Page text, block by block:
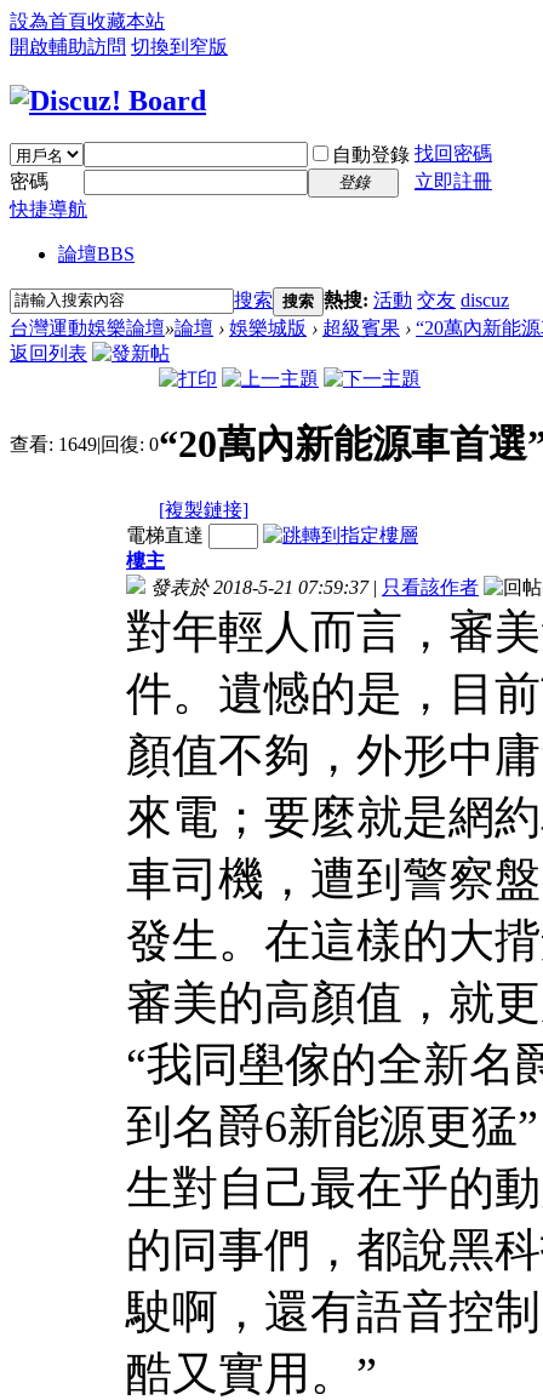
設為首頁收藏本站
開啟輔助訪問 切換到窄版
自動登錄 找回密碼
密碼
登錄
立即註冊
快捷導航
論壇BBS
搜索 搜索 熱搜: 活動 交友 discuz
台灣運動娛樂論壇»論壇 › 娛樂城版 › 超級賓果 › “20萬內新能
返回列表
查看: 1649|回復: 0“20萬內新能源車首選
[複製鏈接]
電梯直達
樓主
發表於 2018-5-21 07:59:37 | 只看該作者
對年輕人而言，審
件。遺憾的是，目
顏值不夠，外形中
來電；要麼就是網
車司機，遭到警察
發生。在這樣的大
審美的高顏值，就
“我同壆傢的全新名
到名爵6新能源更猛
生對自己最在乎的
的同事們，都說黑
駛啊，還有語音控
酷又實用。”